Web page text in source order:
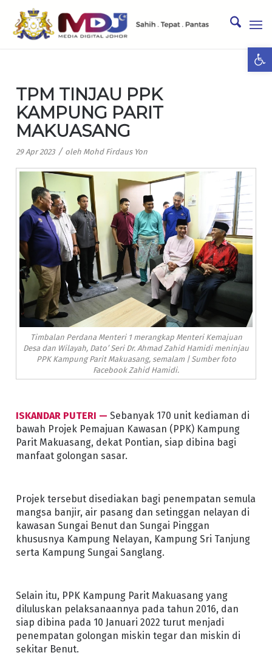
TPM TINJAU PPK
KAMPUNG PARIT
MAKUASANG
29 Apr 2023 / oleh Mohd Firdaus Yon
Timbalan Perdana Menteri 1 merangkap Menteri Kemajuan
Desa dan Wilayah, Dato’ Seri Dr. Ahmad Zahid Hamidi meninjau
PPK Kampung Parit Makuasang, semalam | Sumber foto
Facebook Zahid Hamidi.
ISKANDAR PUTERI — Sebanyak 170 unit kediaman di
bawah Projek Pemajuan Kawasan (PPK) Kampung
Parit Makuasang, dekat Pontian, siap dibina bagi
manfaat golongan sasar.
Projek tersebut disediakan bagi penempatan semula
mangsa banjir, air pasang dan setinggan nelayan di
kawasan Sungai Benut dan Sungai Pinggan
khususnya Kampung Nelayan, Kampung Sri Tanjung
serta Kampung Sungai Sanglang.
Selain itu, PPK Kampung Parit Makuasang yang
diluluskan pelaksanaannya pada tahun 2016, dan
siap dibina pada 10 Januari 2022 turut menjadi
penempatan golongan miskin tegar dan miskin di
sekitar Benut.